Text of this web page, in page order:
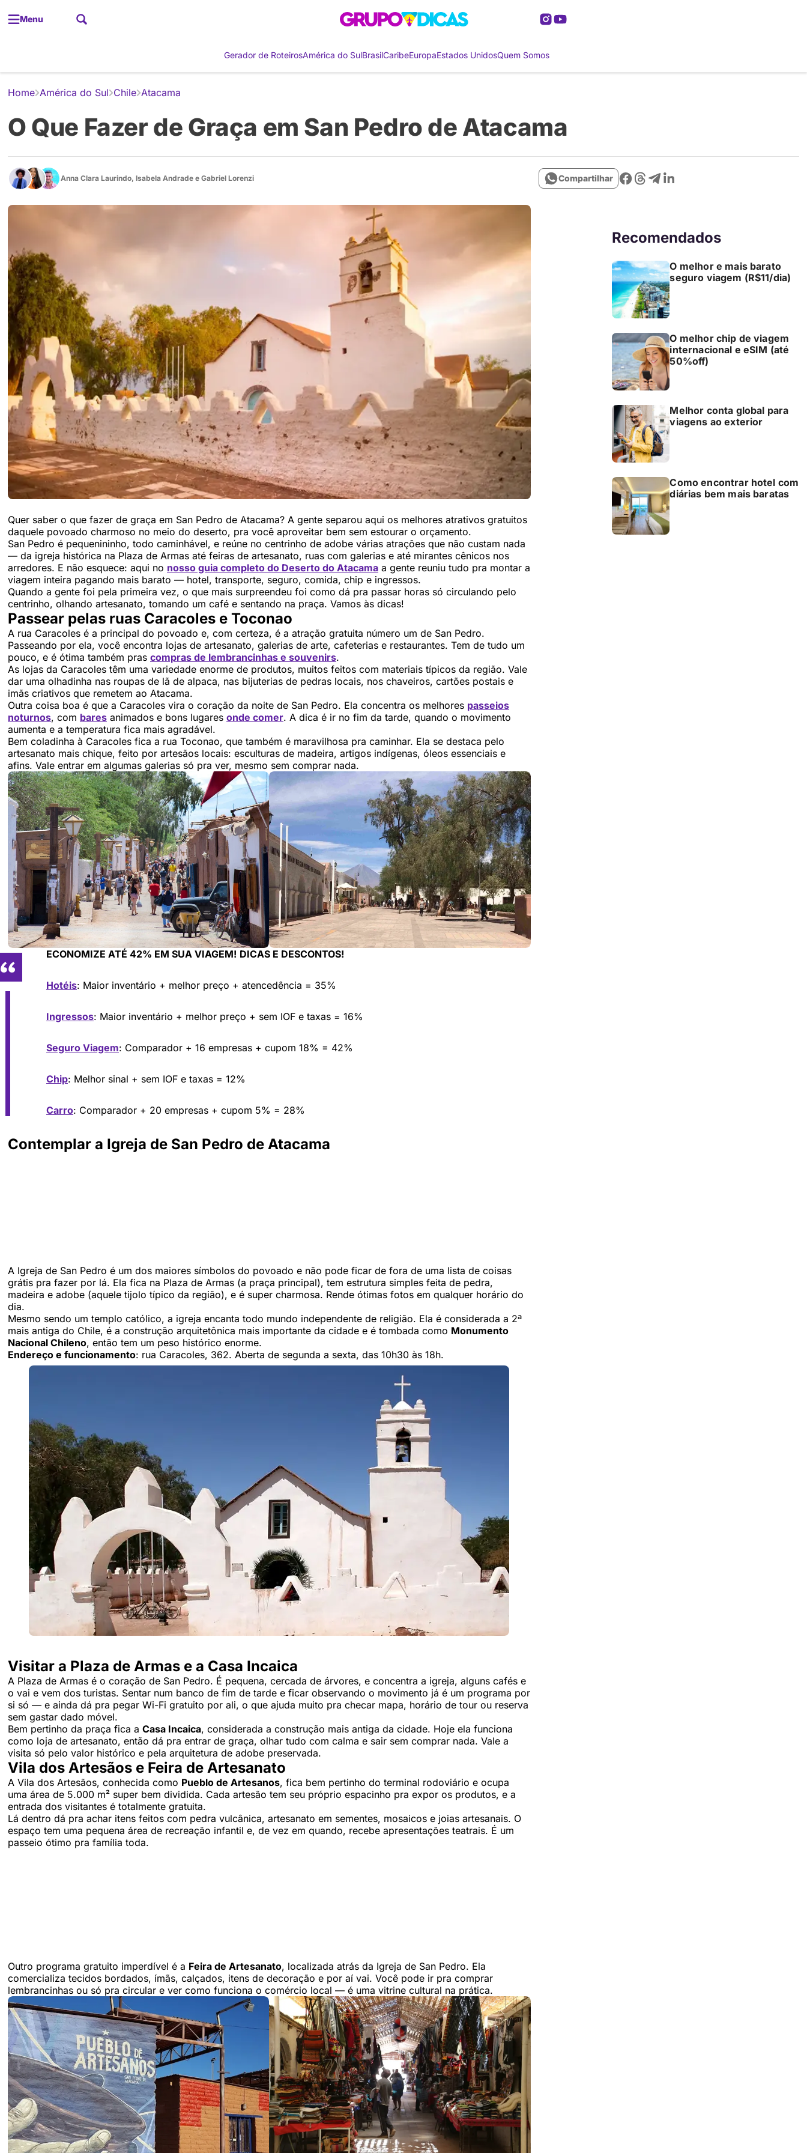
Menu
Gerador de RoteirosAmérica do SulBrasilCaribeEuropaEstados UnidosQuem Somos
Home América do Sul Chile Atacama
O Que Fazer de Graça em San Pedro de Atacama
Anna Clara Laurindo, Isabela Andrade e Gabriel Lorenzi Compartilhar
Quer saber o que fazer de graça em San Pedro de Atacama? A gente separou aqui os melhores atrativos gratuitos
daquele povoado charmoso no meio do deserto, pra você aproveitar bem sem estourar o orçamento.
San Pedro é pequenininho, todo caminhável, e reúne no centrinho de adobe várias atrações que não custam nada
— da igreja histórica na Plaza de Armas até feiras de artesanato, ruas com galerias e até mirantes cênicos nos
arredores. E não esquece: aqui no nosso guia completo do Deserto do Atacama a gente reuniu tudo pra montar a
viagem inteira pagando mais barato — hotel, transporte, seguro, comida, chip e ingressos.
Quando a gente foi pela primeira vez, o que mais surpreendeu foi como dá pra passar horas só circulando pelo
centrinho, olhando artesanato, tomando um café e sentando na praça. Vamos às dicas!
Passear pelas ruas Caracoles e Toconao
A rua Caracoles é a principal do povoado e, com certeza, é a atração gratuita número um de San Pedro.
Passeando por ela, você encontra lojas de artesanato, galerias de arte, cafeterias e restaurantes. Tem de tudo um
pouco, e é ótima também pras compras de lembrancinhas e souvenirs.
As lojas da Caracoles têm uma variedade enorme de produtos, muitos feitos com materiais típicos da região. Vale
dar uma olhadinha nas roupas de lã de alpaca, nas bijuterias de pedras locais, nos chaveiros, cartões postais e
imãs criativos que remetem ao Atacama.
Outra coisa boa é que a Caracoles vira o coração da noite de San Pedro. Ela concentra os melhores passeios
noturnos, com bares animados e bons lugares onde comer. A dica é ir no fim da tarde, quando o movimento
aumenta e a temperatura fica mais agradável.
Bem coladinha à Caracoles fica a rua Toconao, que também é maravilhosa pra caminhar. Ela se destaca pelo
artesanato mais chique, feito por artesãos locais: esculturas de madeira, artigos indígenas, óleos essenciais e
afins. Vale entrar em algumas galerias só pra ver, mesmo sem comprar nada.
ECONOMIZE ATÉ 42% EM SUA VIAGEM! DICAS E DESCONTOS!
Hotéis: Maior inventário + melhor preço + atencedência = 35%
Ingressos: Maior inventário + melhor preço + sem IOF e taxas = 16%
Seguro Viagem: Comparador + 16 empresas + cupom 18% = 42%
Chip: Melhor sinal + sem IOF e taxas = 12%
Carro: Comparador + 20 empresas + cupom 5% = 28%
Contemplar a Igreja de San Pedro de Atacama
A Igreja de San Pedro é um dos maiores símbolos do povoado e não pode ficar de fora de uma lista de coisas
grátis pra fazer por lá. Ela fica na Plaza de Armas (a praça principal), tem estrutura simples feita de pedra,
madeira e adobe (aquele tijolo típico da região), e é super charmosa. Rende ótimas fotos em qualquer horário do
dia.
Mesmo sendo um templo católico, a igreja encanta todo mundo independente de religião. Ela é considerada a 2ª
mais antiga do Chile, é a construção arquitetônica mais importante da cidade e é tombada como Monumento
Nacional Chileno, então tem um peso histórico enorme.
Endereço e funcionamento: rua Caracoles, 362. Aberta de segunda a sexta, das 10h30 às 18h.
Visitar a Plaza de Armas e a Casa Incaica
A Plaza de Armas é o coração de San Pedro. É pequena, cercada de árvores, e concentra a igreja, alguns cafés e
o vai e vem dos turistas. Sentar num banco de fim de tarde e ficar observando o movimento já é um programa por
si só — e ainda dá pra pegar Wi-Fi gratuito por ali, o que ajuda muito pra checar mapa, horário de tour ou reserva
sem gastar dado móvel.
Bem pertinho da praça fica a Casa Incaica, considerada a construção mais antiga da cidade. Hoje ela funciona
como loja de artesanato, então dá pra entrar de graça, olhar tudo com calma e sair sem comprar nada. Vale a
visita só pelo valor histórico e pela arquitetura de adobe preservada.
Vila dos Artesãos e Feira de Artesanato
A Vila dos Artesãos, conhecida como Pueblo de Artesanos, fica bem pertinho do terminal rodoviário e ocupa
uma área de 5.000 m² super bem dividida. Cada artesão tem seu próprio espacinho pra expor os produtos, e a
entrada dos visitantes é totalmente gratuita.
Lá dentro dá pra achar itens feitos com pedra vulcânica, artesanato em sementes, mosaicos e joias artesanais. O
espaço tem uma pequena área de recreação infantil e, de vez em quando, recebe apresentações teatrais. É um
passeio ótimo pra família toda.
Outro programa gratuito imperdível é a Feira de Artesanato, localizada atrás da Igreja de San Pedro. Ela
comercializa tecidos bordados, ímãs, calçados, itens de decoração e por aí vai. Você pode ir pra comprar
lembrancinhas ou só pra circular e ver como funciona o comércio local — é uma vitrine cultural na prática.
Recomendados
O melhor e mais barato
seguro viagem (R$11/dia)
O melhor chip de viagem
internacional e eSIM (até
50%off)
Melhor conta global para
viagens ao exterior
Como encontrar hotel com
diárias bem mais baratas